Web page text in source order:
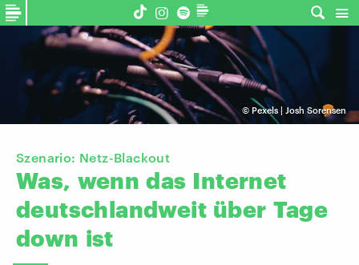
© Pexels | Josh Sorensen
Szenario: Netz-Blackout
Was, wenn das Internet
deutschlandweit über Tage
down ist